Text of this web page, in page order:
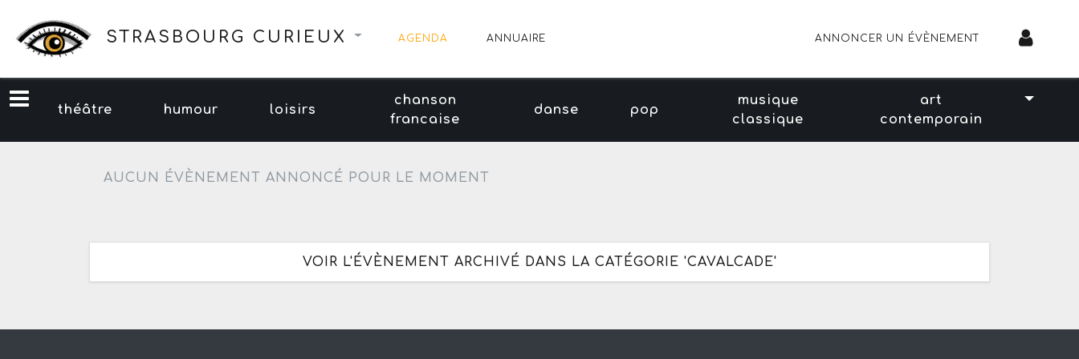
STRASBOURG CURIEUX AGENDA ANNUAIRE ANNONCER UN ÉVÈNEMENT
théâtre humour loisirs
chanson
francaise
danse pop
musique
classique
art
contemporain
AUCUN ÉVÈNEMENT ANNONCÉ POUR LE MOMENT
VOIR L'ÉVÈNEMENT ARCHIVÉ DANS LA CATÉGORIE 'CAVALCADE'